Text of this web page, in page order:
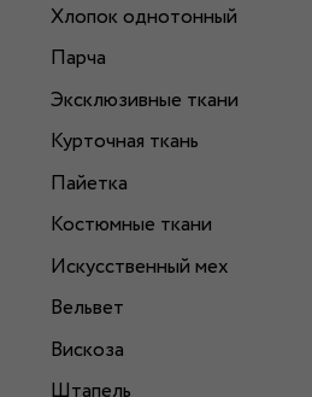
Хлопок однотонный
Парча
Эксклюзивные ткани
Курточная ткань
Пайетка
Костюмные ткани
Искусственный мех
Вельвет
Вискоза